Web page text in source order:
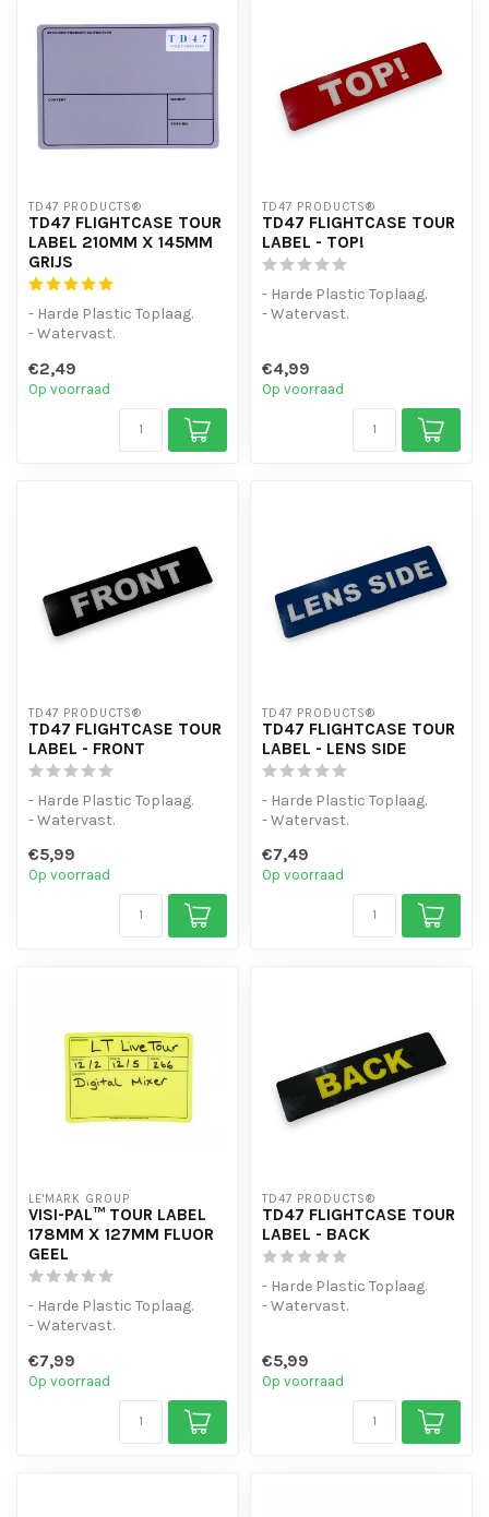
TD47 PRODUCTS®
TD47 FLIGHTCASE TOUR
LABEL 210MM X 145MM
GRIJS
- Harde Plastic Toplaag.
- Watervast.
€2,49
Op voorraad
TD47 PRODUCTS®
TD47 FLIGHTCASE TOUR
LABEL - TOP!
- Harde Plastic Toplaag.
- Watervast.
€4,99
Op voorraad
TD47 PRODUCTS®
TD47 FLIGHTCASE TOUR
LABEL - FRONT
- Harde Plastic Toplaag.
- Watervast.
€5,99
Op voorraad
TD47 PRODUCTS®
TD47 FLIGHTCASE TOUR
LABEL - LENS SIDE
- Harde Plastic Toplaag.
- Watervast.
€7,49
Op voorraad
LE'MARK GROUP
VISI-PAL™ TOUR LABEL
178MM X 127MM FLUOR
GEEL
- Harde Plastic Toplaag.
- Watervast.
- Fluor kleur om extr...
€7,99
Op voorraad
TD47 PRODUCTS®
TD47 FLIGHTCASE TOUR
LABEL - BACK
- Harde Plastic Toplaag.
- Watervast.
€5,99
Op voorraad